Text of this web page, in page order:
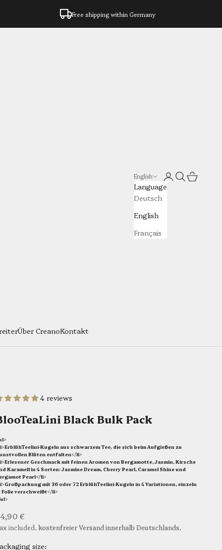
Free shipping within Germany
Über CreanoKontakt
English
Language
Deutsch
English
Français
LoginSearch
Cart
4 reviews
Black Bulk Pack
Kugeln aus schwarzem Tee, die sich beim Aufgießen zu
Blüten entfalten</li>
Geschmack mit feinen Aromen von Bergamotte, Jasmin, Kirsche
Karamell in 4 Sorten: Jasmine Dream, Cherry Pearl, Caramel Shine und
Pearl</li>
mit 36 oder 72 ErblühTeelini-Kugeln in 4 Variationen, einzeln
Folie verschweißt</li>
price
€
included. kostenfreier Versand innerhalb Deutschlands.
size: